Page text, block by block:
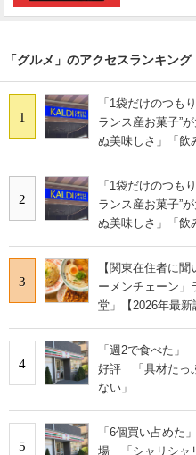
「グルメ」のアクセスランキング
1
「1袋だけのつも
ランス産お菓子”
ぬ美味しさ」「飲
2
「1袋だけのつも
ランス産お菓子”
ぬ美味しさ」「飲
3
【関東在住者に
ーメンチェーン
堂」【2026年最新
4
「週2で食べた」
好評 「具材たっ
ない」
5
「6個買い占めた
場 「シャリシャ